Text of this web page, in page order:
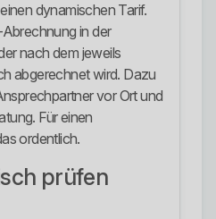
dynamischen Tarif.
in der
nach dem jeweils
abgerechnet wird. Dazu
vor Ort und
Für einen
ordentlich.
prüfen